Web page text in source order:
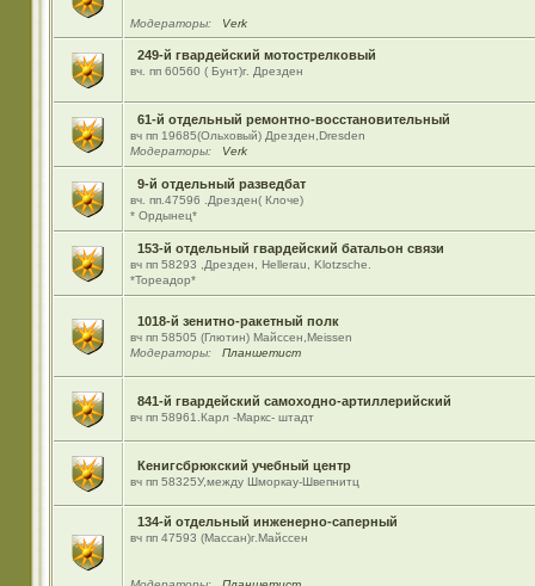
Модераторы: Verk
249-й гвардейский мотострелковый
вч. пп 60560 ( Бунт)г. Дрезден
61-й отдельный ремонтно-восстановительный
вч пп 19685(Ольховый) Дрезден,Dresden
Модераторы:
Verk
9-й отдельный разведбат
вч. пп.47596 .Дрезден( Клоче)
* Ордынец*
153-й отдельный гвардейский батальон связи
вч пп 58293 ,Дрезден, Hellerau, Klotzsche.
*Тореадор*
1018-й зенитно-ракетный полк
вч пп 58505 (Глютин) Майсcен,Meissen
Модераторы:
Планшетист
841-й гвардейский самоходно-артиллерийский
вч пп 58961.Карл -Маркс- штадт
Кенигсбрюкский учебный центр
вч пп 58325У,между Шморкау-Швепнитц
134-й отдельный инженерно-саперный
вч пп 47593 (Массан)г.Майссен